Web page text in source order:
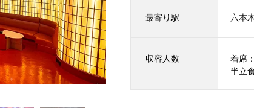
最寄り駅 六本
収容人数
着席
半立